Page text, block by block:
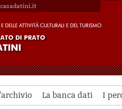
La banca dati I